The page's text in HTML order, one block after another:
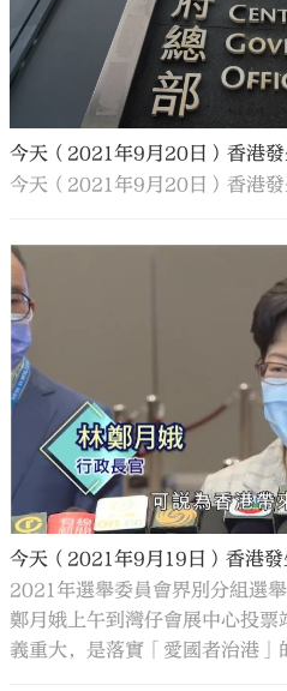
今天（2021年9月20日）香港發
今天（2021年9月20日）香港發
今天（2021年9月19日）香港發
2021年選舉委員會界別分組選
鄭月娥上午到灣仔會展中心投
義重大，是落實「愛國者治港